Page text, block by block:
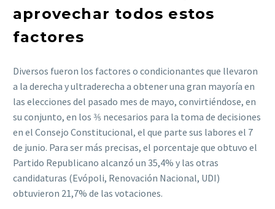
aprovechar todos estos
factores
Diversos fueron los factores o condicionantes que llevaron
a la derecha y ultraderecha a obtener una gran mayoría en
las elecciones del pasado mes de mayo, convirtiéndose, en
su conjunto, en los 3⁄5 necesarios para la toma de decisiones
en el Consejo Constitucional, el que parte sus labores el 7
de junio. Para ser más precisas, el porcentaje que obtuvo el
Partido Republicano alcanzó un 35,4% y las otras
candidaturas (Evópoli, Renovación Nacional, UDI)
obtuvieron 21,7% de las votaciones.